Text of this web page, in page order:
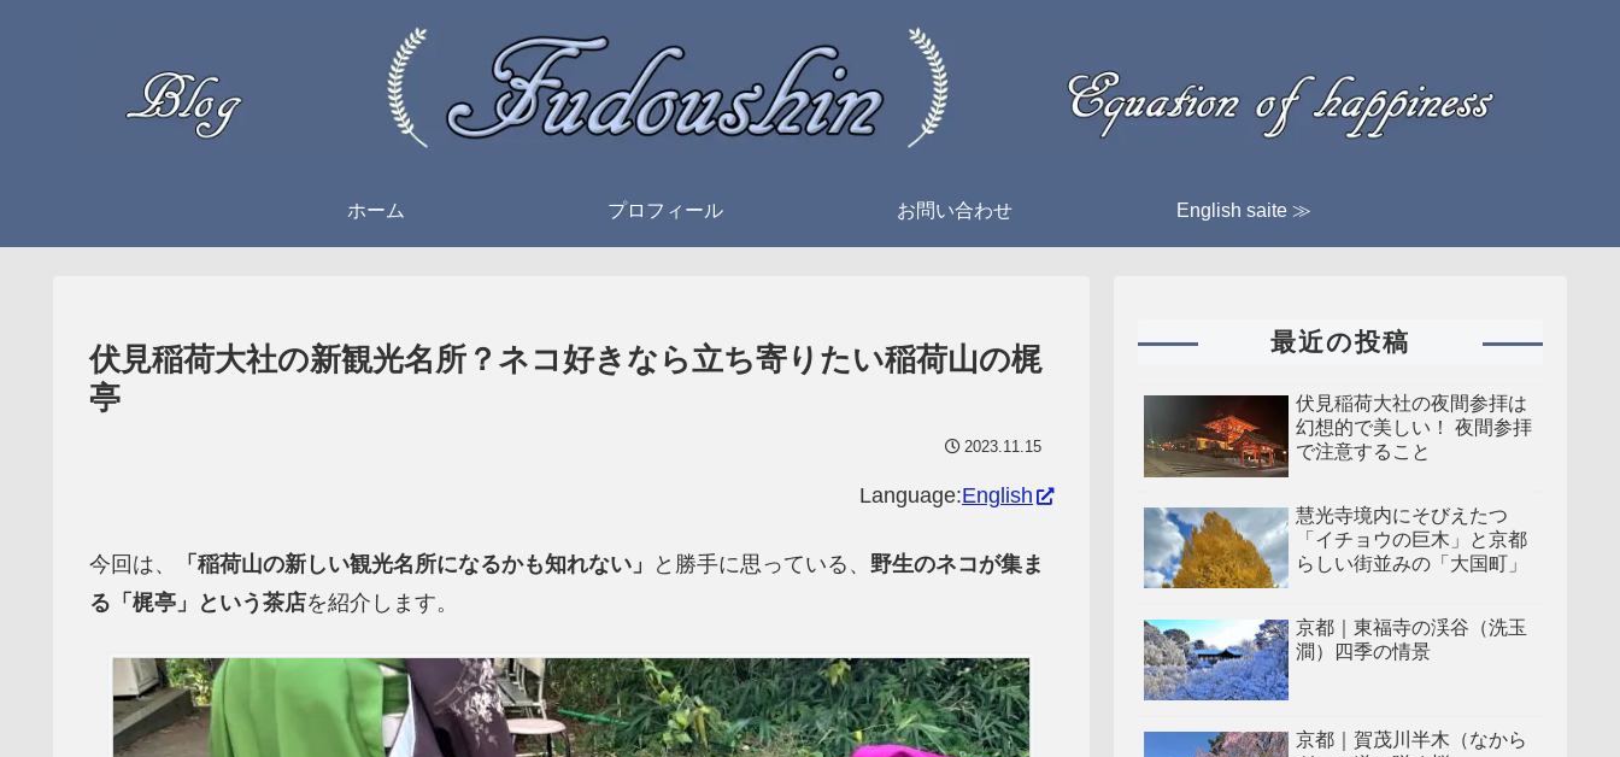
ホーム プロフィール お問い合わせ English saite ≫
伏見稲荷大社の新観光名所？ネコ好きなら立ち寄りたい稲荷山の梶
亭
2023.11.15
Language:English
今回は、 「稲荷山の新しい観光名所になるかも知れない」 と勝手に思っている、 野生のネコが集ま
る「梶亭」という茶店を紹介します。
最近の投稿
伏見稲荷大社の夜間参拝は
幻想的で美しい！ 夜間参拝
で注意すること
慧光寺境内にそびえたつ
「イチョウの巨木」と京都
らしい街並みの「大国町」
京都｜東福寺の渓谷（洗玉
澗）四季の情景
京都｜賀茂川半木（なから